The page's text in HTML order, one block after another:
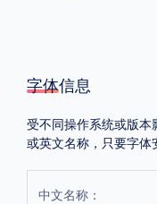
字体信息
受不同操作系统或版
或英文名称，只要字体
中文名称：